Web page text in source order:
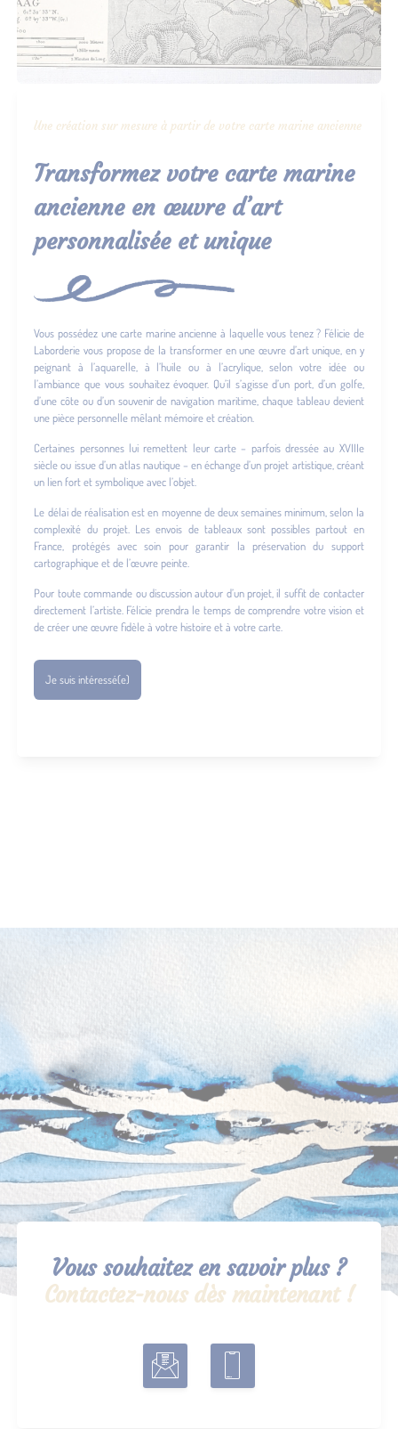
Une création sur mesure à partir de votre carte marine ancienne
Transformez votre carte marine
ancienne en œuvre d’art
personnalisée et unique
Vous possédez une carte marine ancienne à laquelle vous tenez ? Félicie de
Laborderie vous propose de la transformer en une œuvre d’art unique, en y
peignant à l’aquarelle, à l’huile ou à l’acrylique, selon votre idée ou
l’ambiance que vous souhaitez évoquer. Qu’il s’agisse d’un port, d’un golfe,
d’une côte ou d’un souvenir de navigation maritime, chaque tableau devient
une pièce personnelle mêlant mémoire et création.
Certaines personnes lui remettent leur carte – parfois dressée au XVIIIe
siècle ou issue d’un atlas nautique – en échange d’un projet artistique, créant
un lien fort et symbolique avec l’objet.
Le délai de réalisation est en moyenne de deux semaines minimum, selon la
complexité du projet. Les envois de tableaux sont possibles partout en
France, protégés avec soin pour garantir la préservation du support
cartographique et de l’œuvre peinte.
Pour toute commande ou discussion autour d’un projet, il suffit de contacter
directement l’artiste. Félicie prendra le temps de comprendre votre vision et
de créer une œuvre fidèle à votre histoire et à votre carte.
Je suis intéressé(e)
Vous souhaitez en savoir plus ?
Contactez-nous dès maintenant !